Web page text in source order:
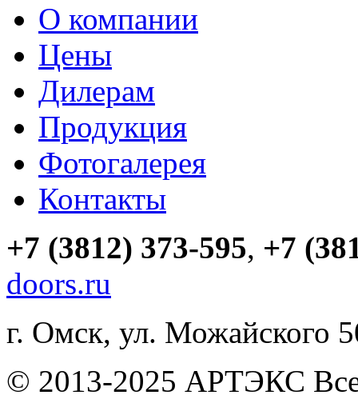
О компании
Цены
Дилерам
Продукция
Фотогалерея
Контакты
+7 (3812) 373-595, +7
doors.ru
г. Омск, ул. Можайского
© 2013-2025 АРТЭКС